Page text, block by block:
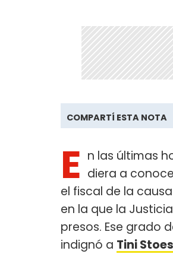
COMPARTÍ ESTA NOTA
E n las últimas
diera a
el fiscal de la
en la que la
presos. Ese grado
indignó a Tini